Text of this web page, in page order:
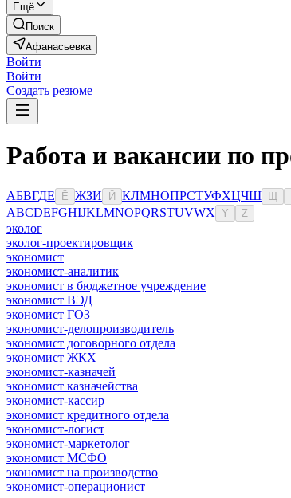
Ещё
Поиск
Афанасьевка
Войти
Войти
Создать резюме
Работа и вакансии по
АБВГДЕ Ё ЖЗИ Й КЛМНОПРСТУФХЦЧШ
ABCDEFGHIJKLMNOPQRSTUVWX Y Z
эколог
эколог-проектировщик
экономист
экономист-аналитик
экономист в бюджетное учреждение
экономист ВЭД
экономист ГОЗ
экономист-делопроизводитель
экономист договорного отдела
экономист ЖКХ
экономист-казначей
экономист казначейства
экономист-кассир
экономист кредитного отдела
экономист-логист
экономист-маркетолог
экономист МСФО
экономист на производство
экономист-операционист